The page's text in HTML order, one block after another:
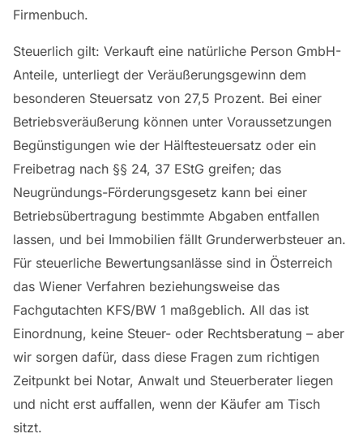
Firmenbuch.
Steuerlich gilt: Verkauft eine natürliche Person GmbH-
Anteile, unterliegt der Veräußerungsgewinn dem
besonderen Steuersatz von 27,5 Prozent. Bei einer
Betriebsveräußerung können unter Voraussetzungen
Begünstigungen wie der Hälftesteuersatz oder ein
Freibetrag nach §§ 24, 37 EStG greifen; das
Neugründungs-Förderungsgesetz kann bei einer
Betriebsübertragung bestimmte Abgaben entfallen
lassen, und bei Immobilien fällt Grunderwerbsteuer an.
Für steuerliche Bewertungsanlässe sind in Österreich
das Wiener Verfahren beziehungsweise das
Fachgutachten KFS/BW 1 maßgeblich. All das ist
Einordnung, keine Steuer- oder Rechtsberatung – aber
wir sorgen dafür, dass diese Fragen zum richtigen
Zeitpunkt bei Notar, Anwalt und Steuerberater liegen
und nicht erst auffallen, wenn der Käufer am Tisch
sitzt.